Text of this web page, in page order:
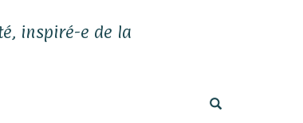
inspiré-e de la